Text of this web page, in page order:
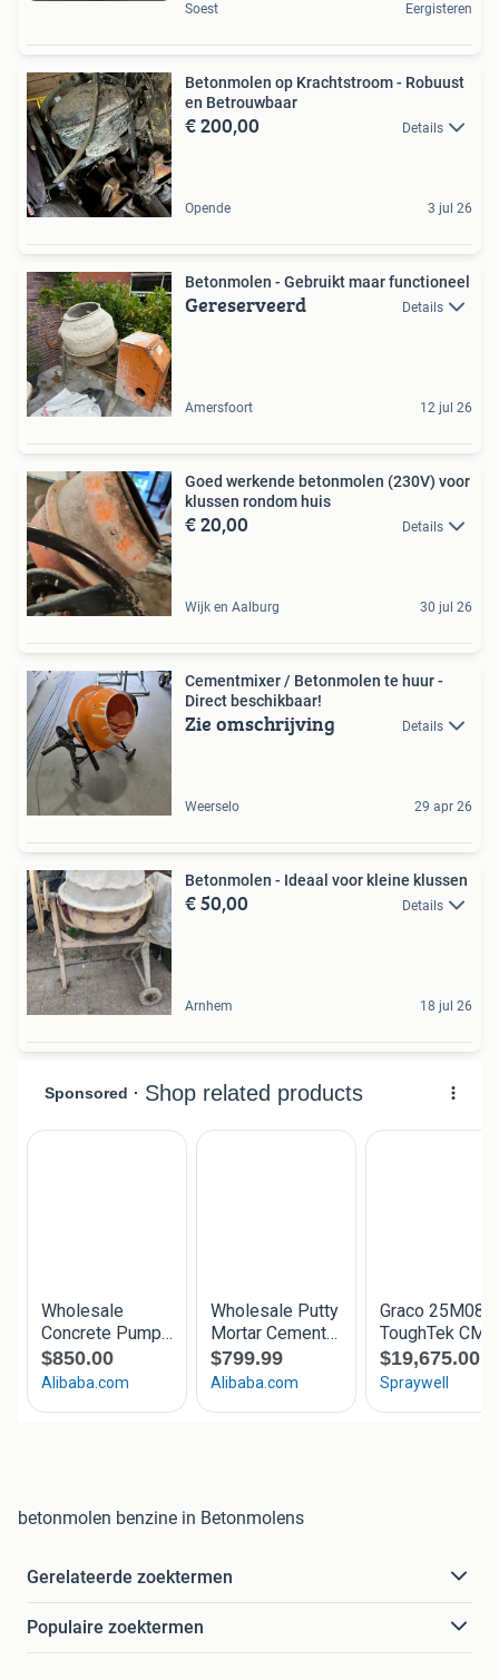
Soest Eergisteren
Betonmolen op Krachtstroom - Robuust
en Betrouwbaar
€ 200,00 Details
Opende 3 jul 26
Betonmolen - Gebruikt maar functioneel
Gereserveerd Details
Amersfoort 12 jul 26
Goed werkende betonmolen (230V) voor
klussen rondom huis
€ 20,00 Details
Wijk en Aalburg 30 jul 26
Cementmixer / Betonmolen te huur -
Direct beschikbaar!
Zie omschrijving Details
Weerselo 29 apr 26
Betonmolen - Ideaal voor kleine klussen
€ 50,00 Details
Arnhem 18 jul 26
betonmolen benzine in Betonmolens
Gerelateerde zoektermen
Populaire zoektermen